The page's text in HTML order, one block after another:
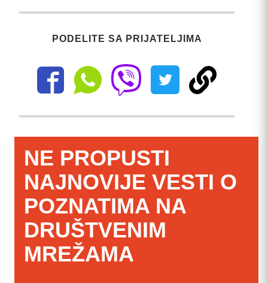
PODELITE SA PRIJATELJIMA
NE PROPUSTI
NAJNOVIJE VESTI O
POZNATIMA NA
DRUŠTVENIM
MREŽAMA